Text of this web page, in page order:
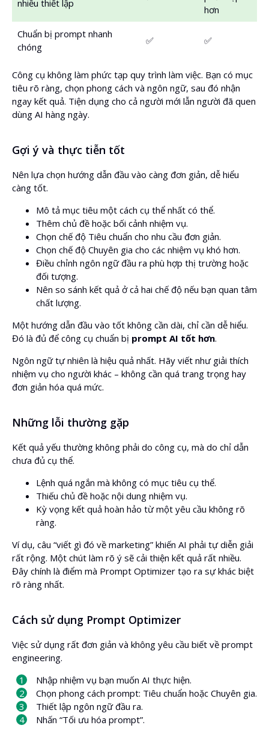
nhiều thiết lập
hơn
Chuẩn bị prompt nhanh
chóng
✅ ✅
Công cụ không làm phức tạp quy trình làm việc. Bạn có mục
tiêu rõ ràng, chọn phong cách và ngôn ngữ, sau đó nhận
ngay kết quả. Tiện dụng cho cả người mới lẫn người đã quen
dùng AI hàng ngày.
Gợi ý và thực tiễn tốt
Nên lựa chọn hướng dẫn đầu vào càng đơn giản, dễ hiểu
càng tốt.
Mô tả mục tiêu một cách cụ thể nhất có thể.
Thêm chủ đề hoặc bối cảnh nhiệm vụ.
Chọn chế độ Tiêu chuẩn cho nhu cầu đơn giản.
Chọn chế độ Chuyên gia cho các nhiệm vụ khó hơn.
Điều chỉnh ngôn ngữ đầu ra phù hợp thị trường hoặc
đối tượng.
Nên so sánh kết quả ở cả hai chế độ nếu bạn quan tâm
chất lượng.
Một hướng dẫn đầu vào tốt không cần dài, chỉ cần dễ hiểu.
Đó là đủ để công cụ chuẩn bị prompt AI tốt hơn.
Ngôn ngữ tự nhiên là hiệu quả nhất. Hãy viết như giải thích
nhiệm vụ cho người khác – không cần quá trang trọng hay
đơn giản hóa quá mức.
Những lỗi thường gặp
Kết quả yếu thường không phải do công cụ, mà do chỉ dẫn
chưa đủ cụ thể.
Lệnh quá ngắn mà không có mục tiêu cụ thể.
Thiếu chủ đề hoặc nội dung nhiệm vụ.
Kỳ vọng kết quả hoàn hảo từ một yêu cầu không rõ
ràng.
Ví dụ, câu “viết gì đó về marketing” khiến AI phải tự diễn giải
rất rộng. Một chút làm rõ ý sẽ cải thiện kết quả rất nhiều.
Đây chính là điểm mà Prompt Optimizer tạo ra sự khác biệt
rõ ràng nhất.
Cách sử dụng Prompt Optimizer
Việc sử dụng rất đơn giản và không yêu cầu biết về prompt
engineering.
Nhập nhiệm vụ bạn muốn AI thực hiện.
Chọn phong cách prompt: Tiêu chuẩn hoặc Chuyên gia.
Thiết lập ngôn ngữ đầu ra.
Nhấn “Tối ưu hóa prompt”.